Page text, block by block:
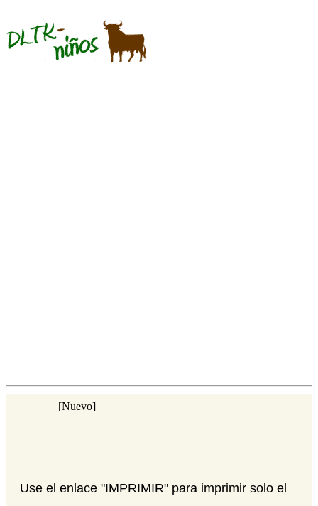
[Nuevo]
Use el enlace "IMPRIMIR" para imprimir solo el